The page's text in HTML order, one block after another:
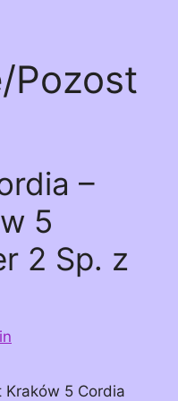
Pozost
–
5
2 Sp. z
Kraków 5 Cordia